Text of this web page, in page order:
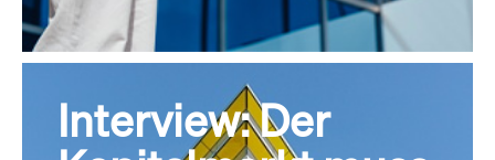
Interview: Der